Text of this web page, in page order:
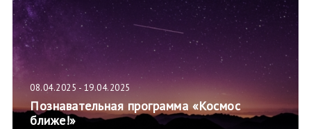
08.04.2025 - 19.04.2025
Познавательная программа «Космос
ближе!»